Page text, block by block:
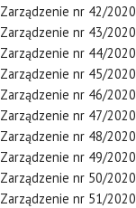
Zarządzenie nr 42/2020
Zarządzenie nr 43/2020
Zarządzenie nr 44/2020
Zarządzenie nr 45/2020
Zarządzenie nr 46/2020
Zarządzenie nr 47/2020
Zarządzenie nr 48/2020
Zarządzenie nr 49/2020
Zarządzenie nr 50/2020
Zarządzenie nr 51/2020